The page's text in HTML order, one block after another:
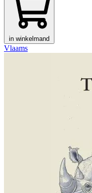
in winkelmand
Vlaams